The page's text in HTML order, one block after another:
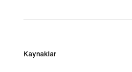
Kaynaklar